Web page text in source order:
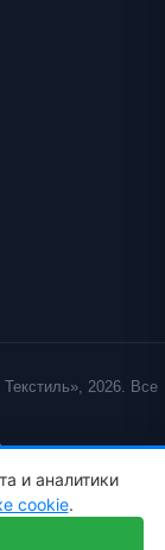
2026. Все
и аналитики
cookie.